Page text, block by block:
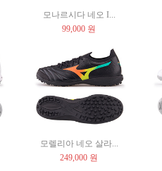
모나르시다 네오 I...
99,000 원
모렐리아 네오 살라...
249,000 원